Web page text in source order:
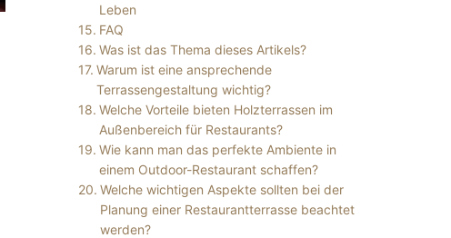
Leben
FAQ
Was ist das Thema dieses Artikels?
Warum ist eine ansprechende
Terrassengestaltung wichtig?
Welche Vorteile bieten Holzterrassen im
Außenbereich für Restaurants?
Wie kann man das perfekte Ambiente in
einem Outdoor-Restaurant schaffen?
Welche wichtigen Aspekte sollten bei der
Planung einer Restaurantterrasse beachtet
werden?